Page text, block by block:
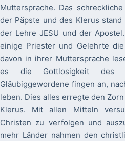
Muttersprache. Das
der Päpste und des Klerus
der Lehre JESU und der
einige Priester und Gelehrte
davon in ihrer Muttersprache
es die Gottlosigkeit des
Gläubiggewordene fingen an,
leben. Dies alles erregte den
Klerus. Mit allen Mitteln
Christen zu verfolgen und
mehr Länder nahmen den